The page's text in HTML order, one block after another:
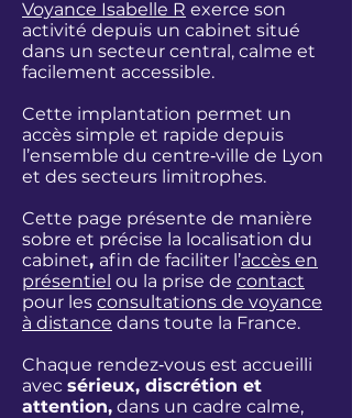
Voyance Isabelle R exerce son
activité depuis un cabinet situé
dans un secteur central, calme et
facilement accessible.
Cette implantation permet un
accès simple et rapide depuis
l’ensemble du centre‑ville de Lyon
et des secteurs limitrophes.
Cette page présente de manière
sobre et précise la localisation du
cabinet, afin de faciliter l’accès en
présentiel ou la prise de contact
pour les consultations de voyance
à distance dans toute la France.
Chaque rendez‑vous est accueilli
avec sérieux, discrétion et
attention, dans un cadre calme,